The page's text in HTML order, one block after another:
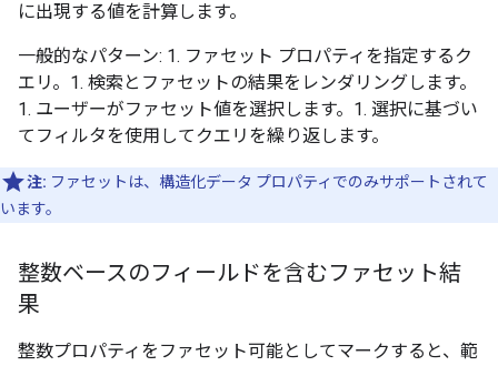
に出現する値を計算します。
一般的なパターン: 1. ファセット プロパティを指定するク
エリ。1. 検索とファセットの結果をレンダリングします。
1. ユーザーがファセット値を選択します。1. 選択に基づい
てフィルタを使用してクエリを繰り返します。
注: ファセットは、構造化データ プロパティでのみサポートされて
います。
整数ベースのフィールドを含むファセット結
果
整数プロパティをファセット可能としてマークすると、範